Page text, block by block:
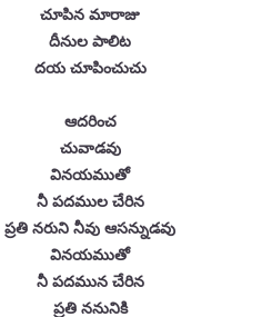
చూపిన మారాజు
దీనుల పాలిట
దయ చూపించుచు
ఆదరించ
చువాడవు
వినయముతో
నీ పదముల చేరిన
ప్రతి నరుని నీవు ఆసన్నుడవు
వినయముతో
నీ పదమున చేరిన
ప్రతి ననునికి